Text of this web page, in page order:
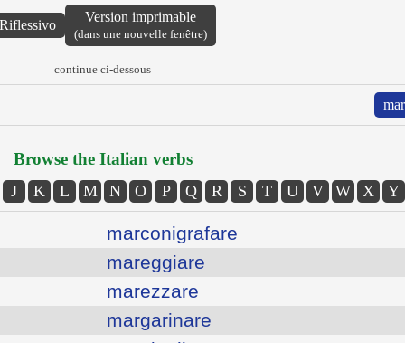
Riflessivo
Version imprimable
(dans une nouvelle fenêtre)
continue ci-dessous
Browse the Italian verbs
J K L M N O P Q R S T U V W X Y
marconigrafare
mareggiare
marezzare
margarinare